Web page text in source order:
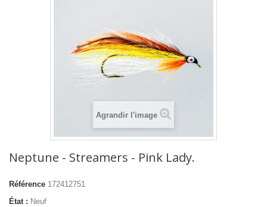
Agrandir l'image
Neptune - Streamers - Pink Lady.
Référence 172412751
État : Neuf